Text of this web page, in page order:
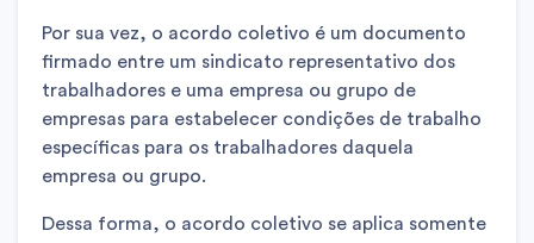
Por sua vez, o acordo coletivo é um documento
firmado entre um sindicato representativo dos
trabalhadores e uma empresa ou grupo de
empresas para estabelecer condições de trabalho
específicas para os trabalhadores daquela
empresa ou grupo.
Dessa forma, o acordo coletivo se aplica somente